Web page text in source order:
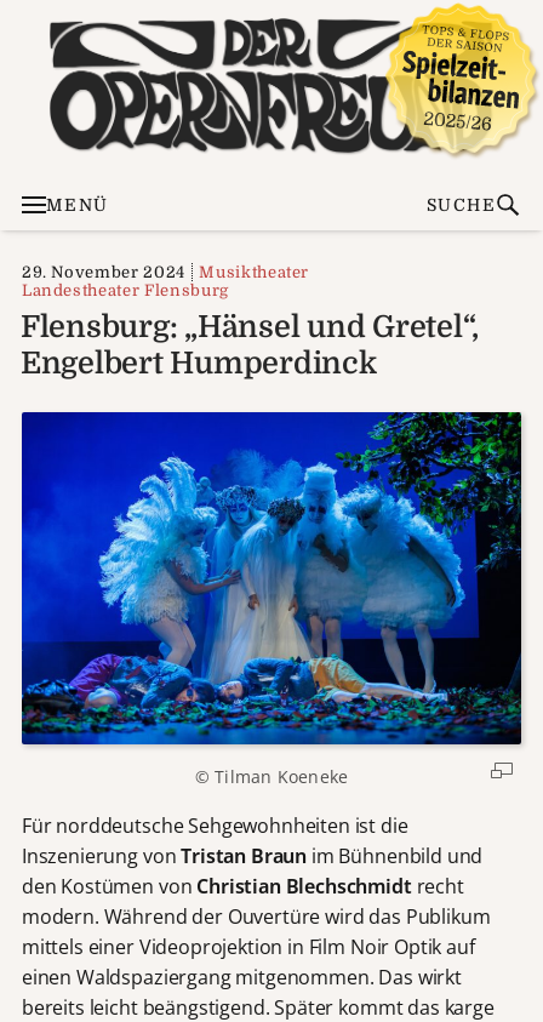
MENÜ SUCHE
29. November 2024
Musiktheater
Landestheater Flensburg
Flensburg: „Hänsel und Gretel“,
Engelbert Humperdinck
© Tilman Koeneke
Für norddeutsche Sehgewohnheiten ist die
Inszenierung vonTristan Braun im Bühnenbild und
den Kostümen von Christian Blechschmidtrecht
modern. Während der Ouvertüre wird das Publikum
mittels einer Videoprojektion in Film Noir Optik auf
einen Waldspaziergang mitgenommen. Das wirkt
bereits leicht beängstigend. Später kommt das karge